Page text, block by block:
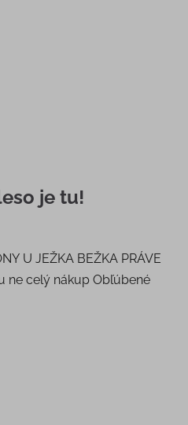
je tu!
U JEŽKA BEŽKA PRÁVE
ne celý nákup Obľúbené